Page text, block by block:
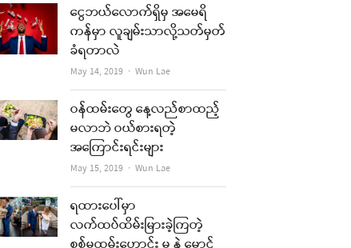
ငွေဘယ်လောက်ရှိမှ အမေရိ
ကန်မှာ လူချမ်းသာလို့သတ်မှတ်
ခံရတာလဲ
May 14, 2019 Author
Wun Lae
ဝန်ထမ်းတွေ နေ့လည်စာထည့်
မလာဘဲ ဝယ်စားရတဲ့
အကြောင်းရင်းများ
May 15, 2019 Author
Wun Lae
ရထားပေါ်မှာ
လက်ထပ်ထိမ်းမြားခဲ့ကြတဲ့